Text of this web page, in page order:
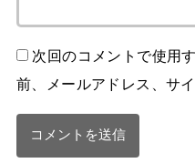
次回のコメントで使用
前、メールアドレス、サ